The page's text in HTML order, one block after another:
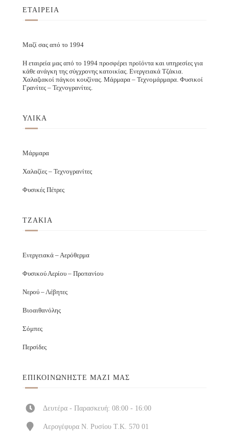
ΕΤΑΙΡΕΙΑ
Μαζί σας από το 1994
Η εταιρεία μας από το 1994 προσφέρει προϊόντα και υπηρεσίες για
κάθε ανάγκη της σύγχρονης κατοικίας. Ενεργειακά Τζάκια.
Χαλαζιακοί πάγκοι κουζίνας. Μάρμαρα – Τεχνομάρμαρα. Φυσικοί
Γρανίτες – Τεχνογρανίτες.
ΥΛΙΚΑ
Μάρμαρα
Χαλαζίες – Τεχνογρανίτες
Φυσικές Πέτρες
ΤΖΑΚΙΑ
Ενεργειακά – Αερόθερμα
Φυσικού Αερίου – Προπανίου
Νερού – Λέβητες
Βιοαιθανόλης
Σόμπες
Περσίδες
ΕΠΙΚΟΙΝΩΝΉΣΤΕ ΜΑΖΊ ΜΑΣ
Δευτέρα - Παρασκευή: 08:00 - 16:00
Αερογέφυρα Ν. Ρυσίου Τ.Κ. 570 01